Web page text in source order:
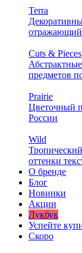
Terra
отражающий
Cuts & Pieces
предметов
Prairie
Цветочный
России
Wild
оттенки
О бренде
Блог
Новинки
Акции
Лукбук
Успейте
Скоро